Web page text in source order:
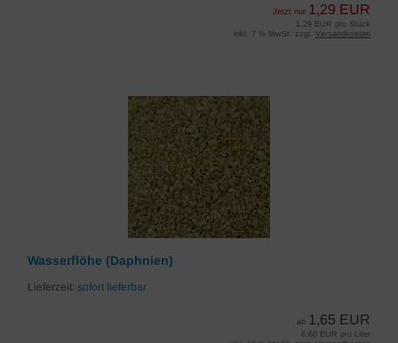
Jetzt nur 1,29 EUR
1,29 EUR pro Stück
inkl. 7 % MwSt. zzgl. Versandkosten
Wasserflöhe (Daphnien)
Lieferzeit: sofort lieferbar
ab 1,65 EUR
6,60 EUR pro Liter